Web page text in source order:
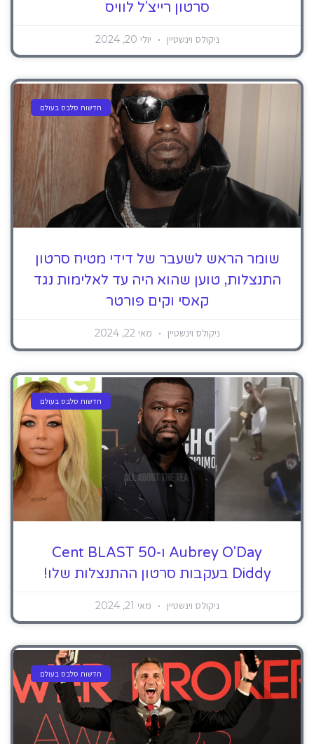
סרטון רייצ'ל לוויס
ניקולס וינשטיין יולי 20, 2024
חדשות סלבס בעולם
שומר הראש לשעבר של דידי מטיח סרטון
התנצלות, טוען שהוא היה עד לאלימות נגד
קאסי וקים פורטר
ניקולס וינשטיין מאי 22, 2024
חדשות סלבס בעולם
Aubrey O'Day ו-50 Cent BLAST
Diddy בעקבות סרטון ההתנצלות שלו!
ניקולס וינשטיין מאי 21, 2024
חדשות סלבס בעולם